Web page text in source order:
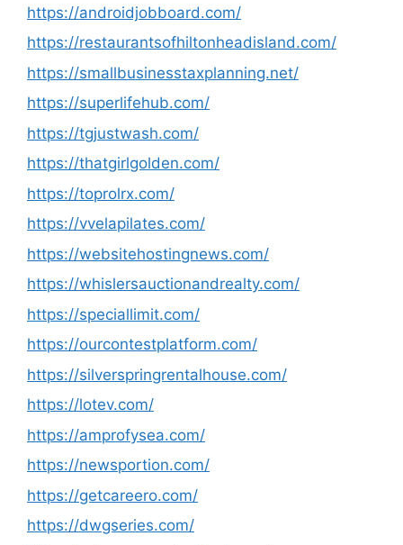
https://androidjobboard.com/
https://restaurantsofhiltonheadisland.com/
https://smallbusinesstaxplanning.net/
https://superlifehub.com/
https://tgjustwash.com/
https://thatgirlgolden.com/
https://toprolrx.com/
https://vvelapilates.com/
https://websitehostingnews.com/
https://whislersauctionandrealty.com/
https://speciallimit.com/
https://ourcontestplatform.com/
https://silverspringrentalhouse.com/
https://lotev.com/
https://amprofysea.com/
https://newsportion.com/
https://getcareero.com/
https://dwgseries.com/